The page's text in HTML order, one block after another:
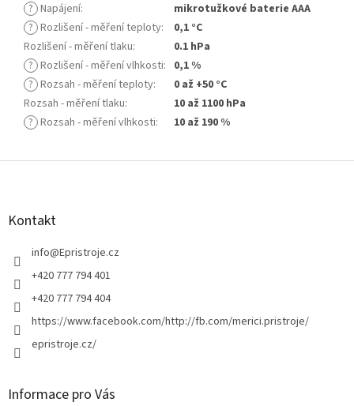
? Napájení:
mikrotužkové baterie AAA
? Rozlišení - měření teploty:
0,1 °C
Rozlišení - měření tlaku:
0.1 hPa
? Rozlišení - měření vlhkosti: 0,1 %
? Rozsah - měření teploty:
0 až +50 °C
Rozsah - měření tlaku:
10 až 1100 hPa
? Rozsah - měření vlhkosti: 10 až 190 %
Z
Kontakt
info@Epristroje.cz
+420 777 794 401
+420 777 794 404
https://www.facebook.com/http://fb.com/merici.pristroje/
epristroje.cz/
Informace pro Vás